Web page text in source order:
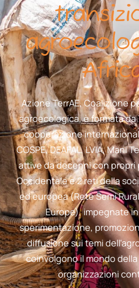
Azione TerrAE, Coalizione
agroecologica, è formata da
cooperazione
COSPE, DEAFAL, LVIA, Mani
attive da decenni con propri
Occidentale e 2 reti della
ed europea (Rete Semi
Europe), impegnate
sperimentazione,
diffusione sui temi
coinvolgono il mondo
organizzazioni